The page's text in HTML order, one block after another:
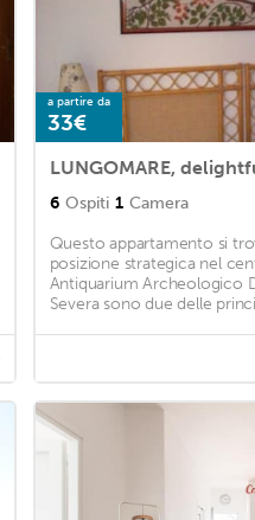
a partire da
33€
6 Ospiti 1 Camera
Questo appartamento si
posizione strategica nel
Antiquarium Archeologico
Severa sono due delle